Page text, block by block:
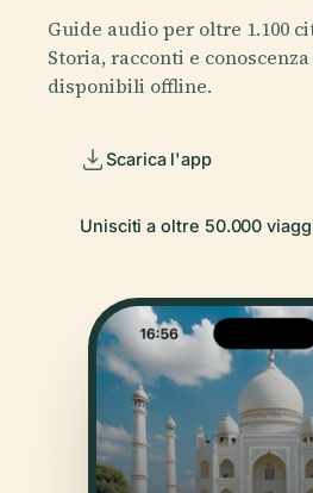
Guide audio per oltre 1.100
Storia, racconti e
disponibili offline.
Scarica l'app
Unisciti a oltre 50.000